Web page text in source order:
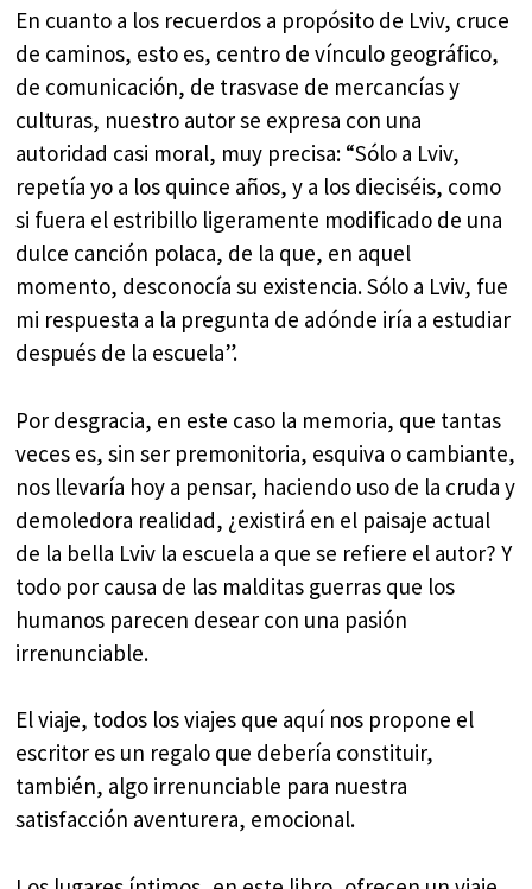
En cuanto a los recuerdos a propósito de Lviv, cruce
de caminos, esto es, centro de vínculo geográfico,
de comunicación, de trasvase de mercancías y
culturas, nuestro autor se expresa con una
autoridad casi moral, muy precisa: “Sólo a Lviv,
repetía yo a los quince años, y a los dieciséis, como
si fuera el estribillo ligeramente modificado de una
dulce canción polaca, de la que, en aquel
momento, desconocía su existencia. Sólo a Lviv, fue
mi respuesta a la pregunta de adónde iría a estudiar
después de la escuela”.
Por desgracia, en este caso la memoria, que tantas
veces es, sin ser premonitoria, esquiva o cambiante,
nos llevaría hoy a pensar, haciendo uso de la cruda y
demoledora realidad, ¿existirá en el paisaje actual
de la bella Lviv la escuela a que se refiere el autor? Y
todo por causa de las malditas guerras que los
humanos parecen desear con una pasión
irrenunciable.
El viaje, todos los viajes que aquí nos propone el
escritor es un regalo que debería constituir,
también, algo irrenunciable para nuestra
satisfacción aventurera, emocional.